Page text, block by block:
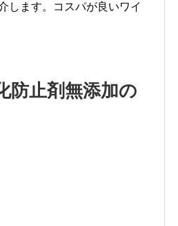
します。コスパが良いワイ
防止剤無添加の